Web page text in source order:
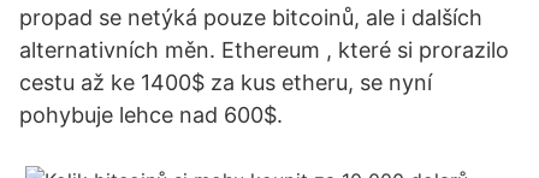
propad se netýká pouze bitcoinů, ale i dalších
alternativních měn. Ethereum , které si prorazilo
cestu až ke 1400$ za kus etheru, se nyní
pohybuje lehce nad 600$.